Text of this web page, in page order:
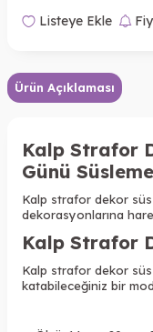
Listeye Ekle
Ürün Açıklaması
Kalp Strafor
Günü
Kalp strafor dekor
dekorasyonlarına
Kalp Strafor
Kalp strafor dekor
katabileceğiniz bir